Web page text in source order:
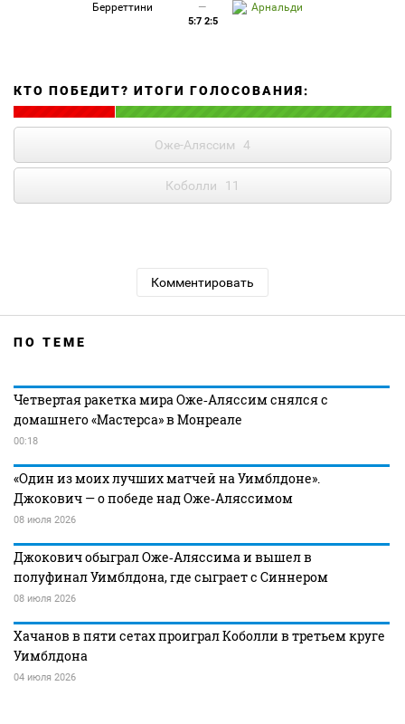
Берреттини — Арнальди
5:7 2:5
КТО ПОБЕДИТ? ИТОГИ ГОЛОСОВАНИЯ:
Оже-Аляссим 4
Коболли 11
Комментировать
ПО ТЕМЕ
Четвертая ракетка мира Оже‑Аляссим снялся с
домашнего «Мастерса» в Монреале
00:18
«Один из моих лучших матчей на Уимблдоне».
Джокович — о победе над Оже‑Аляссимом
08 июля 2026
Джокович обыграл Оже‑Аляссима и вышел в
полуфинал Уимблдона, где сыграет с Синнером
08 июля 2026
Хачанов в пяти сетах проиграл Коболли в третьем круге
Уимблдона
04 июля 2026